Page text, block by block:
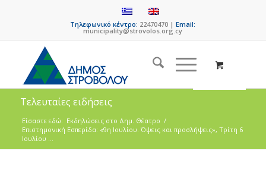
Τηλεφωνικό κέντρο: 22470470 |Email:
municipality@strovolos.org.cy
Τελευταίες ειδήσεις
Είσαστε εδώ: Eκδηλώσεις στο Δημ. Θέατρο /
Επιστημονική Εσπερίδα: «9η Ιουλίου. Όψεις και προσλήψεις», Τρίτη 6
Ιουλίου ...